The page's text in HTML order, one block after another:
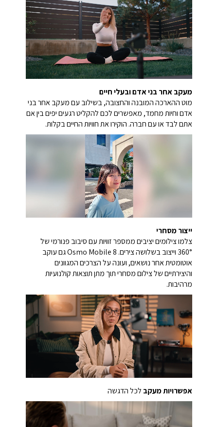
מעקב אחר בני אדם ובעלי חיים
מוט ההארכה המובנה והחצובה, בשילוב עם מעקב אחר בני
אדם וחיות מחמד, מאפשרים לכם להקליט רגעים יפים בין אם
אתם לבד או עם חברה. הוקירו את חוויות החיים בקלות.
ייצור מסחרי
צלמו צילומים יציבים ממספר זוויות עם סיבוב פנורמי של
360° וייצוב בשלושה צירים.
Osmo Mobile 8 גם עוקב
אוטומטית אחר נושאים, ועונה על הצרכים המגוונים
והיצירתיים של צילום מסחרי תוך מתן תוצאות קולנועיות
מרהיבות.
אפשרויות מעקב לכל הדגשה